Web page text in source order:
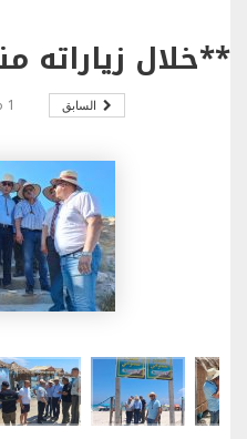
السابق 1